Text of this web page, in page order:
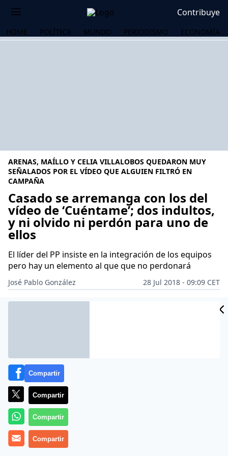
Contribuye
HOME POLÍTICA MUNDO PERIODISMO ECONOMÍA
ARENAS, MAÍLLO Y CELIA VILLALOBOS QUEDARON MUY
SEÑALADOS POR EL VÍDEO QUE ALGUIEN FILTRÓ EN
CAMPAÑA
Casado se arremanga con los del
vídeo de ‘Cuéntame’; dos indultos,
y ni olvido ni perdón para uno de
ellos
El líder del PP insiste en la integración de los equipos
pero hay un elemento al que que no perdonará
José Pablo González
28 Jul 2018 - 09:09 CET
Archivado en: CELIA VILLALOBOS
Compartir
Compartir
Compartir
Compartir